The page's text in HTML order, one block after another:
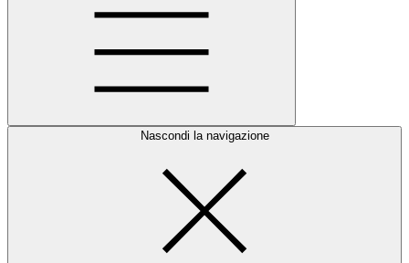
Nascondi la navigazione